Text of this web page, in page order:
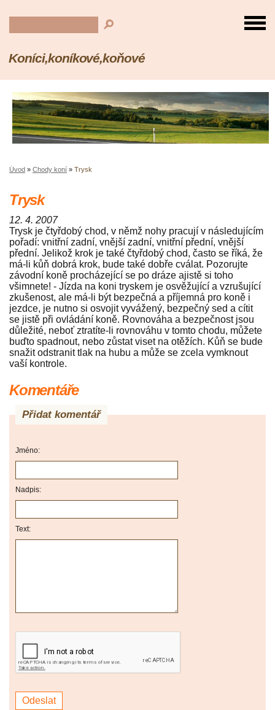
Koníci,koníkové,koňové
Úvod » Chody koní » Trysk
Trysk
12. 4. 2007
Trysk je čtyřdobý chod, v němž nohy pracují v následujícím
pořadí: vnitřní zadní, vnější zadní, vnitřní přední, vnější
přední. Jelikož krok je také čtyřdobý chod, často se říká, že
má-li kůň dobrá krok, bude také dobře cválat. Pozorujte
závodní koně procházející se po dráze ajistě si toho
všimnete! - Jízda na koni tryskem je osvěžující a vzrušující
zkušenost, ale má-li být bezpečná a příjemná pro koně i
jezdce, je nutno si osvojit vyvážený, bezpečný sed a cítit
se jistě při ovládání koně. Rovnováha a bezpečnost jsou
důležité, neboť ztratíte-li rovnováhu v tomto chodu, můžete
buďto spadnout, nebo zůstat viset na otěžích. Kůň se bude
snažit odstranit tlak na hubu a může se zcela vymknout
vaší kontrole.
Komentáře
Přidat komentář
Jméno:
Nadpis:
Text: